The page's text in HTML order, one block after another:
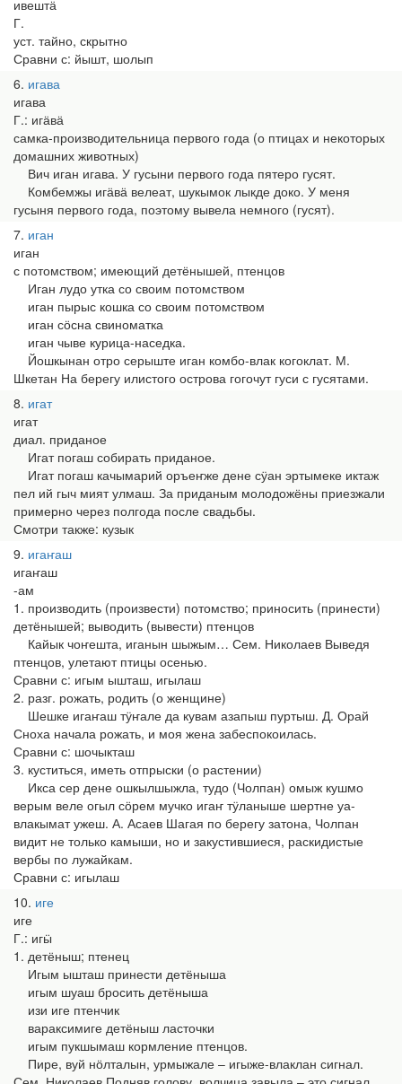
ивештӓ
Г.
уст. тайно, скрытно
Сравни с: йышт, шолып
6 игава
игава
Г.: игӓвӓ
самка-производительница первого года (о птицах и некоторых
домашних животных)
Вич иган игава. У гусыни первого года пятеро гусят.
Комбемжы игӓвӓ велеат, шукымок лыкде доко. У меня
гусыня первого года, поэтому вывела немного (гусят).
7 иган
иган
с потомством; имеющий детёнышей, птенцов
Иган лудо утка со своим потомством
иган пырыс кошка со своим потомством
иган сӧсна свиноматка
иган чыве курица-наседка.
Йошкынан отро серыште иган комбо-влак когоклат. М.
Шкетан На берегу илистого острова гогочут гуси с гусятами.
8 игат
игат
диал. приданое
Игат погаш собирать приданое.
Игат погаш качымарий оръеҥже дене сӱан эртымеке иктаж
пел ий гыч мият улмаш. За приданым молодожёны приезжали
примерно через полгода после свадьбы.
Смотри также: кузык
9 игаҥаш
игаҥаш
-ам
1. производить (произвести) потомство; приносить (принести)
детёнышей; выводить (вывести) птенцов
Кайык чоҥешта, иганын шыжым… Сем. Николаев Выведя
птенцов, улетают птицы осенью.
Сравни с: игым ышташ, игылаш
2. разг. рожать, родить (о женщине)
Шешке игаҥаш тӱҥале да кувам азапыш пуртыш. Д. Орай
Сноха начала рожать, и моя жена забеспокоилась.
Сравни с: шочыкташ
3. куститься, иметь отпрыски (о растении)
Икса сер дене ошкылшыжла, тудо (Чолпан) омыж кушмо
верым веле огыл сӧрем мучко игаҥ тӱланыше шертне уа-
влакымат ужеш. А. Асаев Шагая по берегу затона, Чолпан
видит не только камыши, но и закустившиеся, раскидистые
вербы по лужайкам.
Сравни с: игылаш
10 иге
иге
Г.: игӹ
1. детёныш; птенец
Игым ышташ принести детёныша
игым шуаш бросить детёныша
изи иге птенчик
вараксимиге детёныш ласточки
игым пукшымаш кормление птенцов.
Пире, вуй нӧлталын, урмыжале – игыже-влаклан сигнал.